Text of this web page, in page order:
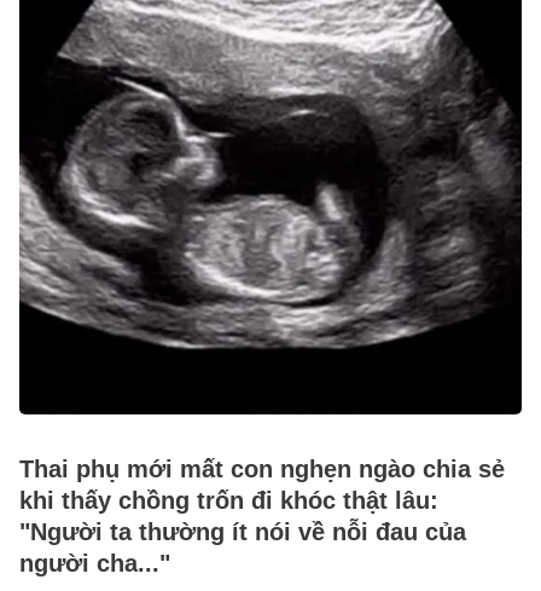
Thai phụ mới mất con nghẹn ngào chia sẻ
khi thấy chồng trốn đi khóc thật lâu:
"Người ta thường ít nói về nỗi đau của
người cha..."